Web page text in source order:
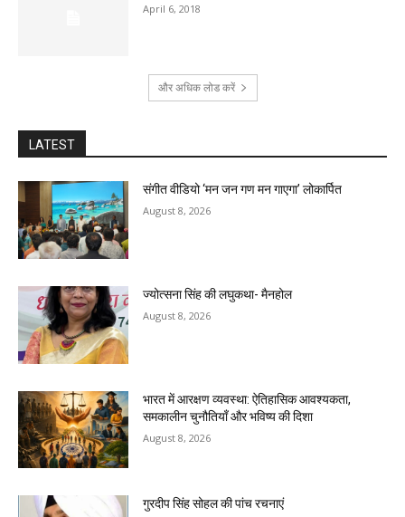
April 6, 2018
और अधिक लोड करें
LATEST
संगीत वीडियो ‘मन जन गण मन गाएगा’ लोकार्पित
August 8, 2026
ज्योत्सना सिंह की लघुकथा- मैनहोल
August 8, 2026
भारत में आरक्षण व्यवस्था: ऐतिहासिक आवश्यकता,
समकालीन चुनौतियाँ और भविष्य की दिशा
August 8, 2026
गुरदीप सिंह सोहल की पांच रचनाएं